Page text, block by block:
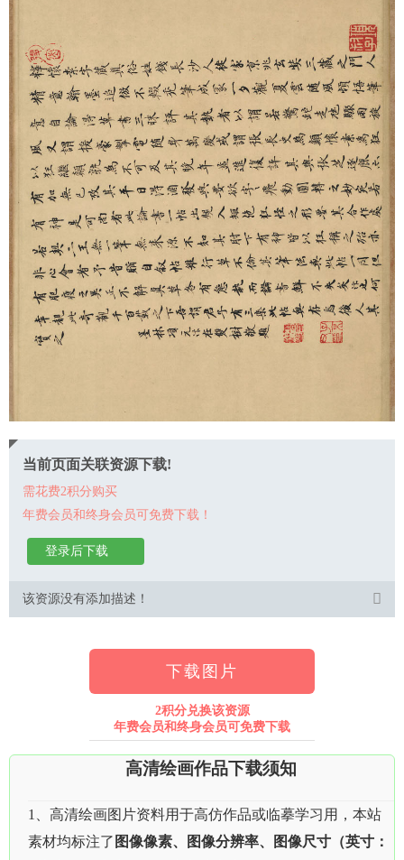
当前页面关联资源下载!
需花费2积分购买
年费会员和终身会员可免费下载！
登录后下载
该资源没有添加描述！
下载图片
2积分兑换该资源
年费会员和终身会员可免费下载
高清绘画作品下载须知
1、高清绘画图片资料用于高仿作品或临摹学习用，本站
素材均标注了 图像像素、图像分辨率、图像尺寸（英寸：